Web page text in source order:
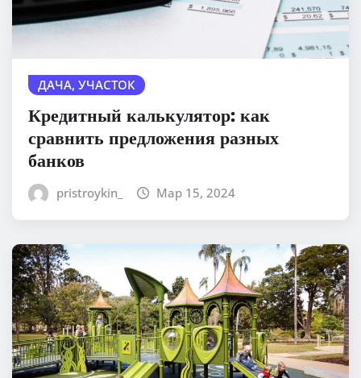
ДАЧА, УЧАСТОК
Кредитный калькулятор: как
сравнить предложения разных
банков
pristroykin_ Мар 15, 2024